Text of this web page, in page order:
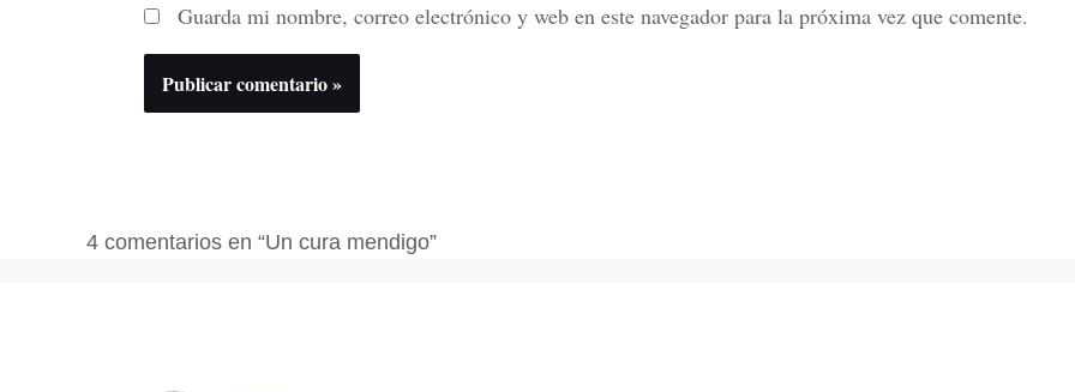
Guarda mi nombre, correo electrónico y web en este navegador para la próxima vez que comente.
4 comentarios en “Un cura mendigo”